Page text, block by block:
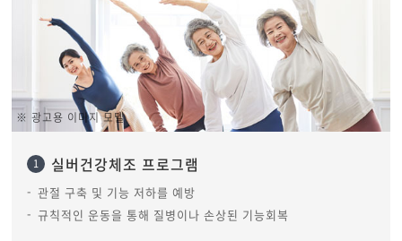
※ 광고용 이미지 모델
1 실버건강체조 프로그램
관절 구축 및 기능 저하를 예방
규칙적인 운동을 통해 질병이나 손상된 기능회복